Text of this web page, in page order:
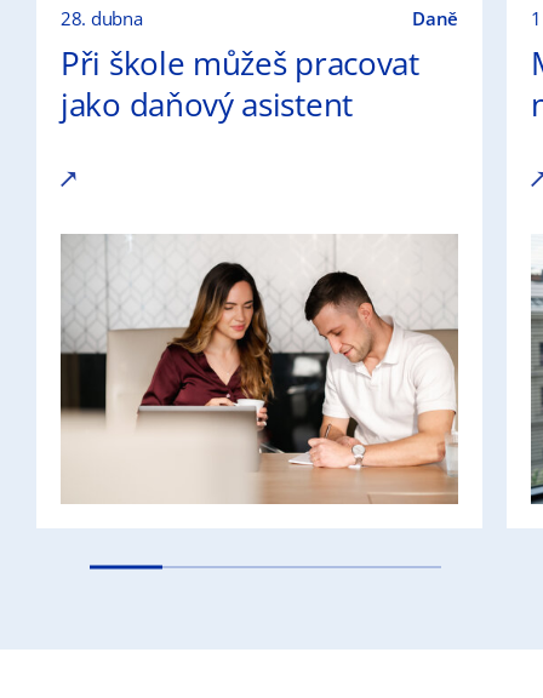
28. dubna Daně
Při škole můžeš pracovat
jako daňový asistent